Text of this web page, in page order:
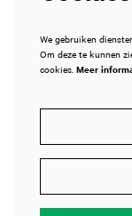
We gebruiken
Om deze te kunnen
cookies. Meer